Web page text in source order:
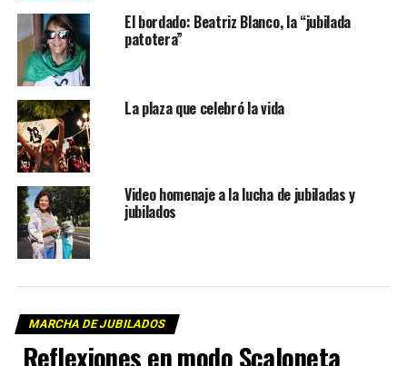
El bordado: Beatriz Blanco, la “jubilada
patotera”
La plaza que celebró la vida
Video homenaje a la lucha de jubiladas y
jubilados
MARCHA DE JUBILADOS
Reflexiones en modo Scaloneta